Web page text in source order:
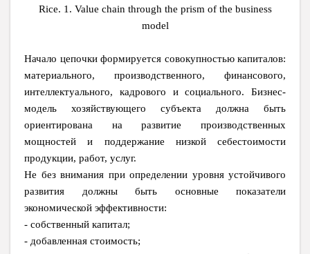
Rice. 1. Value chain through the prism of the business
model
Начало цепочки формируется совокупностью капиталов:
материального, производственного, финансового,
интеллектуального, кадрового и социального. Бизнес-
модель хозяйствующего субъекта должна быть
ориентирована на развитие производственных
мощностей и поддержание низкой себестоимости
продукции, работ, услуг.
Не без внимания при определении уровня устойчивого
развития должны быть основные показатели
экономической эффективности:
- собственный капитал;
- добавленная стоимость;